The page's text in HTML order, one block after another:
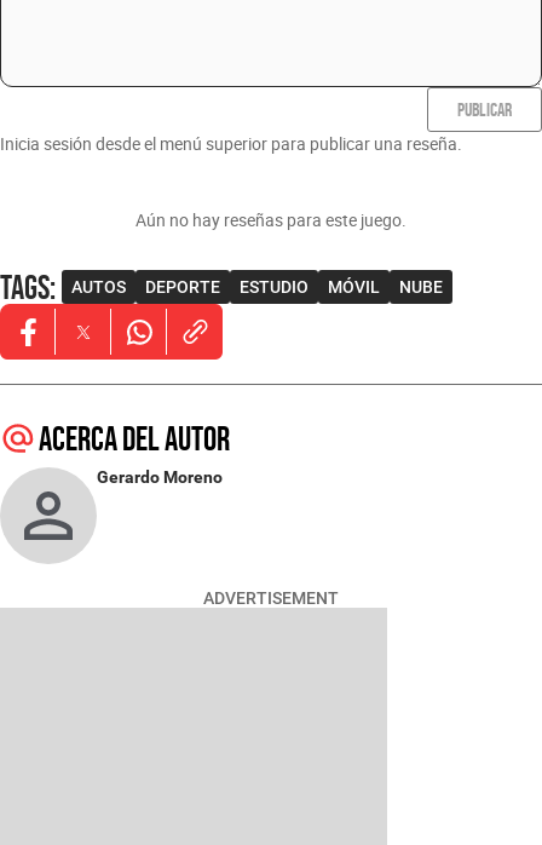
PUBLICAR
Inicia sesión desde el menú superior para publicar una reseña.
Aún no hay reseñas para este juego.
Tags: AUTOS DEPORTE ESTUDIO MÓVIL NUBE
Opens in new window
Opens in new window
Opens in new window
Acerca del autor
Gerardo Moreno
ADVERTISEMENT